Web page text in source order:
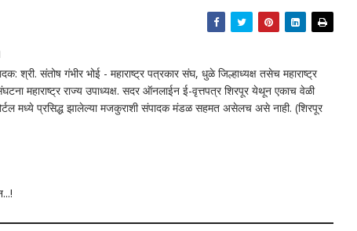
श्री. संतोष गंभीर भोई - महाराष्ट्र पत्रकार संघ, धुळे जिल्हाध्यक्ष तसेच महाराष्ट्र
महाराष्ट्र राज्य उपाध्यक्ष. सदर ऑनलाईन ई-वृत्तपत्र शिरपूर येथून एकाच वेळी
मध्ये प्रसिद्ध झालेल्या मजकुराशी संपादक मंडळ सहमत असेलच असे नाही. (शिरपूर